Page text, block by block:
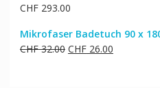
CHF293.00
Mikrofaser Badetuch 90 x
CHF32.00 Ursprünglicher
CHF26.00Aktueller